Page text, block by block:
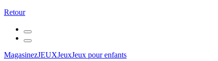
Retour
MagasinezJEUXJeuxJeux pour enfants